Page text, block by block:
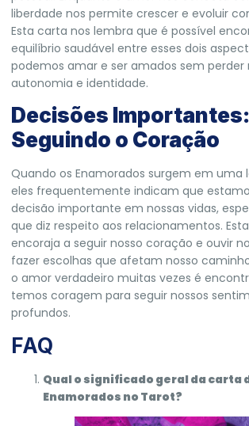
liberdade nos permite crescer e evoluir
Esta carta nos lembra que é possível
equilíbrio saudável entre esses dois
podemos amar e ser amados sem perder
autonomia e identidade.
Decisões Importantes:
Seguindo o Coração
Quando os Enamorados surgem em uma
eles frequentemente indicam que
decisão importante em nossas vidas,
que diz respeito aos relacionamentos.
encoraja a seguir nosso coração e ouvir
fazer escolhas que afetam nosso
o amor verdadeiro muitas vezes é
temos coragem para seguir nossos
profundos.
FAQ
Qual o significado geral da carta
Enamorados no Tarot?